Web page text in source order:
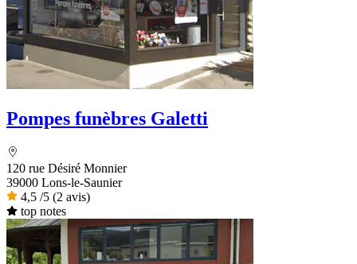
Pompes funèbres Galetti
120 rue Désiré Monnier
39000 Lons-le-Saunier
4,5 /5 (2 avis)
top notes